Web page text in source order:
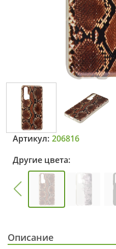
Артикул: 206816
Другие цвета:
Описание